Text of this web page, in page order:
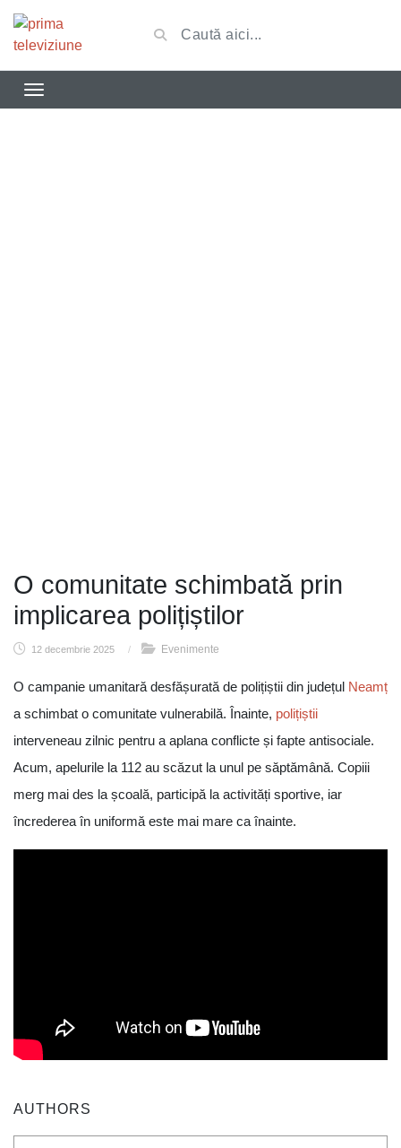
O comunitate schimbată prin
implicarea polițiștilor
12 decembrie 2025 / Evenimente
O campanie umanitară desfășurată de polițiștii din județul Neamț
a schimbat o comunitate vulnerabilă. Înainte, polițiștii
interveneau zilnic pentru a aplana conflicte și fapte antisociale.
Acum, apelurile la 112 au scăzut la unul pe săptămână. Copiii
merg mai des la școală, participă la activități sportive, iar
încrederea în uniformă este mai mare ca înainte.
AUTHORS